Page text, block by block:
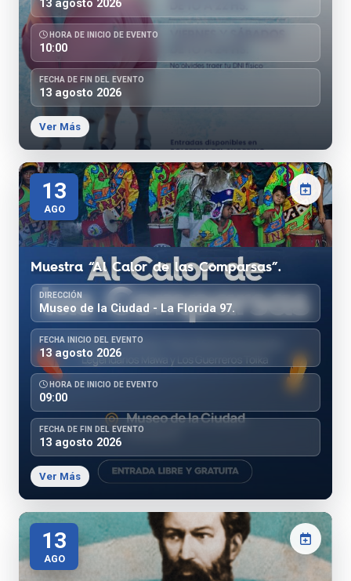
13 agosto 2026
HORA DE INICIO DE EVENTO
10:00
FECHA DE FIN DEL EVENTO
13 agosto 2026
Ver Más
13
AGO
Muestra “Al Calor de las Comparsas”.
DIRECCIÓN
Museo de la Ciudad - La Florida 97.
FECHA INICIO DEL EVENTO
13 agosto 2026
HORA DE INICIO DE EVENTO
09:00
FECHA DE FIN DEL EVENTO
13 agosto 2026
Ver Más
13
AGO